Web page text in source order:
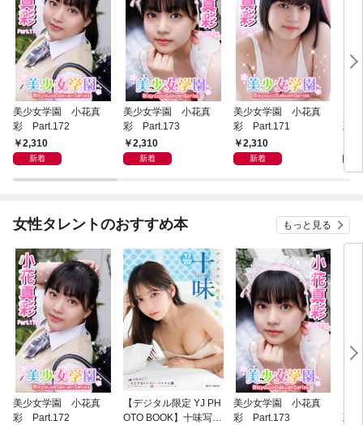
美少女学園 小花真
彩 Part.172
2,310
新着
美少女学園 小花真
彩 Part.173
2,310
新着
美少女学園 小花真
彩 Part.171
2,310
新着
美
彩
女性タレントのおすすめ本 もっと見る
美少女学園 小花真
彩 Part.172
【デジタル限定 YJ PH
OTO BOOK】十味写真
美少女学園 小花真
彩 Part.173
美
彩